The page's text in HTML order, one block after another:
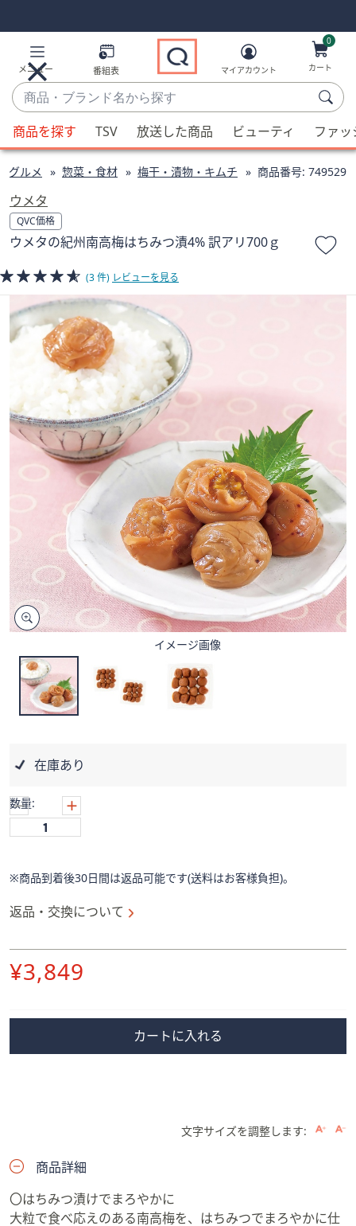
Links
Links2
メニュー 番組表
商
品・
ブ
ラ
ン
名
か
ら
す
候
補
利
用
可
能
場
合、
上
下
キ
ー
チ
デ
バ
イ
ス
で
左
右
ス
プ
て
き
ま
マイアカウント
0
カート
商品を探す TSV 放送した商品 ビューティ ファ
グルメ 惣菜・食材 梅干・漬物・キムチ 商品番号: 749529
ウメタ
QVC価格
ウメタの紀州南高梅はちみつ漬4% 訳アリ700ｇ
(3 件) レビューを見る
イメージ画像
在庫あり
数量:
※商品到着後30日間は返品可能です(送料はお客様負担)。
返品・交換について
削
¥3,849
カートに入れる
文字サイズを調整します:
商品詳細
〇はちみつ漬けでまろやかに
大粒で食べ応えのある南高梅を、はちみつでまろやかに仕